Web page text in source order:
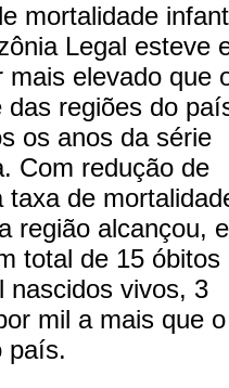
mortalidade
Legal esteve
mais elevado que
das regiões do
os anos da série
Com redução de
taxa de
região alcançou,
total de 15 óbitos
nascidos vivos, 3
mil a mais que o
país.